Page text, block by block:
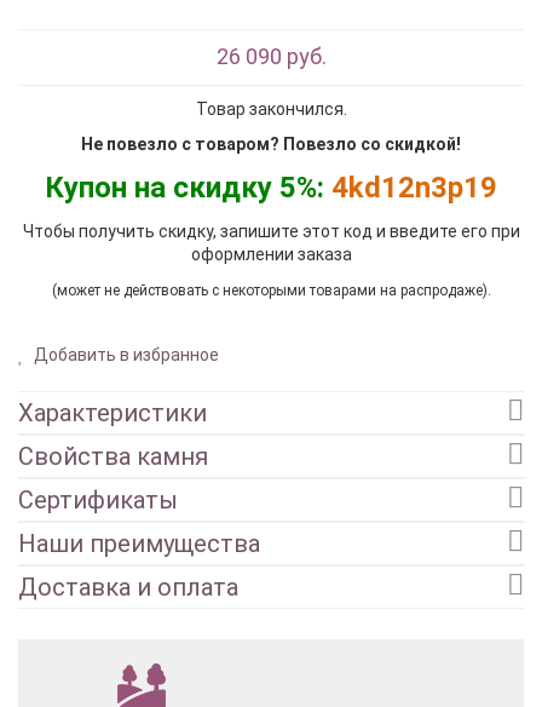
26 090 руб.
Товар закончился.
Не повезло с товаром? Повезло со скидкой!
Купон на скидку 5%: 4kd12n3p19
Чтобы получить скидку, запишите этот код и введите его при
оформлении заказа
(может не действовать с некоторыми товарами на распродаже).
Добавить в избранное
Характеристики
Свойства камня
Сертификаты
Наши преимущества
Доставка и оплата